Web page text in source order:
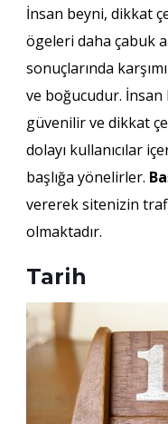
İnsan beyni, dikkat
ögeleri daha çabuk
sonuçlarında
ve boğucudur.
güvenilir ve dikkat
dolayı kullanıcılar
başlığa yönelirler.
vererek sitenizin
olmaktadır.
Tarih